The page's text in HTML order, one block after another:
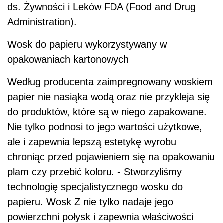
ds. Żywności i Leków FDA (Food and Drug
Administration).
Wosk do papieru wykorzystywany w
opakowaniach kartonowych
Według producenta zaimpregnowany woskiem
papier nie nasiąka wodą oraz nie przykleja się
do produktów, które są w niego zapakowane.
Nie tylko podnosi to jego wartości użytkowe,
ale i zapewnia lepszą estetykę wyrobu
chroniąc przed pojawieniem się na opakowaniu
plam czy przebić koloru. - Stworzyliśmy
technologię specjalistycznego wosku do
papieru. Wosk Z nie tylko nadaje jego
powierzchni połysk i zapewnia właściwości